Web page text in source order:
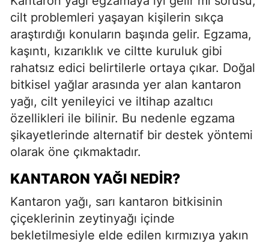
cilt problemleri yaşayan kişilerin sıkça
araştırdığı konuların başında gelir. Egzama,
kaşıntı, kızarıklık ve ciltte kuruluk gibi
rahatsız edici belirtilerle ortaya çıkar. Doğal
bitkisel yağlar arasında yer alan kantaron
yağı, cilt yenileyici ve iltihap azaltıcı
özellikleri ile bilinir. Bu nedenle egzama
şikayetlerinde alternatif bir destek yöntemi
olarak öne çıkmaktadır.
KANTARON YAĞI NEDIR?
Kantaron yağı, sarı kantaron bitkisinin
çiçeklerinin zeytinyağı içinde
bekletilmesiyle elde edilen kırmızıya yakın